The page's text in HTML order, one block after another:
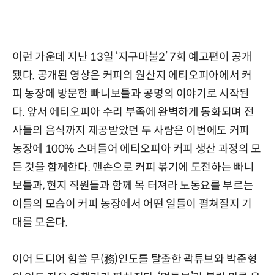
이런 가운데 지난 13일 ‘지구마불2’ 7회 예고편이 공개
됐다. 공개된 영상은 커피의 원산지 에티오피아에서 커
피 농장에 방문한 빠니보틀과 공명의 이야기로 시작된
다. 앞서 에티오피아 수리 부족에 완벽하게 동화되며 전
사들의 음식까지 제공받았던 두 사람은 이번에도 커피
농장에 100% 스며들어 에티오피아 커피 생산 과정의 모
든 것을 함께한다. 맨손으로 커피 볶기에 도전하는 빠니
보틀과, 현지 직원들과 함께 목 터져라 노동요를 부르는
이들의 모습이 커피 농장에서 어떤 일들이 펼쳐질지 기
대를 모은다.
이어 드디어 힘쓸 무(務)인도를 탈출한 곽튜브와 박준형